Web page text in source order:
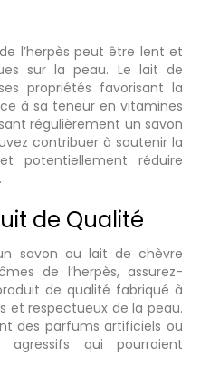
l’herpès peut être lent et
sur la peau. Le lait de
propriétés favorisant la
à sa teneur en vitamines
régulièrement un savon
contribuer à soutenir la
potentiellement réduire
de Qualité
savon au lait de chèvre
de l’herpès, assurez-
de qualité fabriqué à
et respectueux de la peau.
des parfums artificiels ou
agressifs qui pourraient